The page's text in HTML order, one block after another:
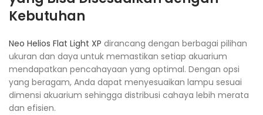
Kebutuhan
Neo Helios Flat Light XP dirancang dengan berbagai pilihan
ukuran dan daya untuk memastikan setiap akuarium
mendapatkan pencahayaan yang optimal. Dengan opsi
yang beragam, Anda dapat menyesuaikan lampu sesuai
dimensi akuarium sehingga distribusi cahaya lebih merata
dan efisien.